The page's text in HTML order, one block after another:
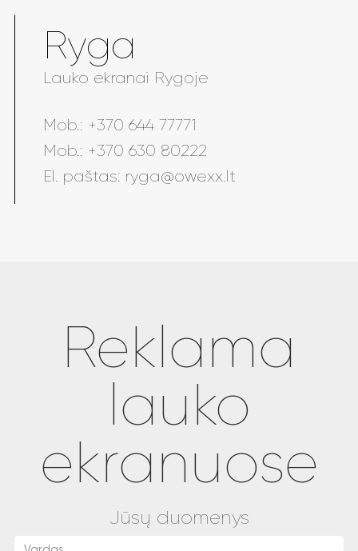
Ryga
Lauko ekranai Rygoje
Mob.: +370 644 77771
Mob.: +370 630 80222
El. paštas: ryga@owexx.lt
Reklama
lauko
ekranuose
Jūsų duomenys